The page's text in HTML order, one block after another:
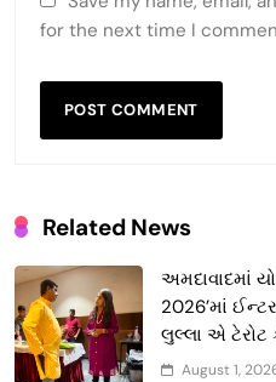
for the next time I
Related News
અમદાવાદમાં
2026’માં
લુલ્લા એ ટેરોટ
August 1,